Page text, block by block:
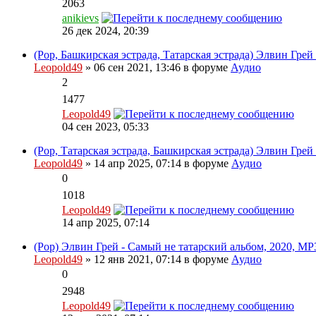
2063
anikievs
26 дек 2024, 20:39
(Pop, Башкирская эстрада, Татарская эстрада) Элвин
Leopold49 » 06 сен 2021, 13:46 в форуме Аудио
2
1477
Leopold49
04 сен 2023, 05:33
(Pop, Татарская эстрада, Башкирская эстрада) Элвин
Leopold49 » 14 апр 2025, 07:14 в форуме Аудио
0
1018
Leopold49
14 апр 2025, 07:14
(Pop) Элвин Грей - Самый не татарский альбом, 2020,
Leopold49 » 12 янв 2021, 07:14 в форуме Аудио
0
2948
Leopold49